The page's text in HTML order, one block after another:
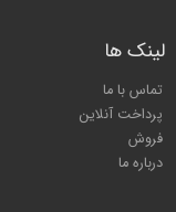
لینک ها
تماس با ما
پرداخت آنلاین
فروش
درباره ما